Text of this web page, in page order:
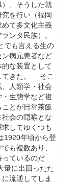
）、そうした就
を行い（福岡
て多文化主義
ンタ民族）。
でも言える生の
病元患者など
な装置として
てきた。 そこ
人類学・社会
生態学など複
とが日常茶飯
会の隠喩とな
してゆくつも
年頃から登
も複数あり、
ているのだ
量に出回ったた
流通してしま